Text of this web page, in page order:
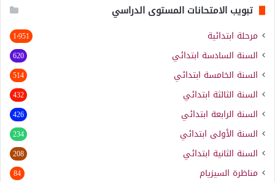
تبويب الامتحانات المستوى الدراسي
مرحلة ابتدائية 1٬951
السنة السادسة ابتدائي 620
السنة الخامسة ابتدائي 514
السنة الثالثة ابتدائي 432
السنة الرابعة ابتدائي 426
السنة الأولى ابتدائي 234
السنة الثانية ابتدائي 208
مناظرة السيزيام 84